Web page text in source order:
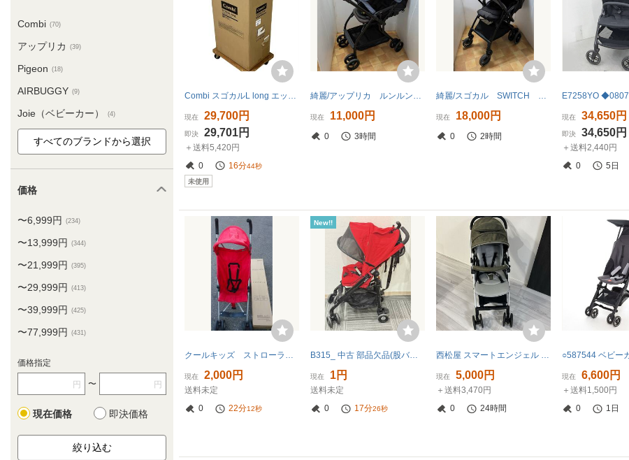
Combi (70)
アップリカ (39)
Pigeon (18)
AIRBUGGY (9)
Joie（ベビーカー） (4)
価格
〜6,999円 (234)
〜13,999円 (344)
〜21,999円 (395)
〜29,999円 (413)
〜39,999円 (425)
〜77,999円 (431)
価格指定
円 〜 円
現在価格 即決価格
Combi スゴカルL long エッグショック SL グレー 19895 ベビーカー 子ども用品 未使用 S11516405
現在 29,700円
即決 29,701円
＋送料5,420円
0
16分42秒
未使用
綺麗/アップリカ ルンルン コンパクト/１～３６カ月/２０２２年購入/トイザらス
現在 11,000円
0 3時間
綺麗/スゴカル SWITCH Plus EG ロッタ AN/１～３６カ月/２０２３年購入
現在 18,000円
0 2時間
現在 34,650円
即決 34,650円
＋送料2,440円
0
5日
クールキッズ ストローラーマジック 超コンパクト設計 1ヶ月～36ヶ月 レインカバー付き
現在 2,000円
送料未定
0
22分10秒
New!!
B315_ 中古 部品欠品(股バックル) Aprica STICK plus アップリカ スティックプラス レッド 92621 2013年モデル ベビー 四輪 軽量
現在 1円
送料未定
0
17分24秒
西松屋 スマートエンジェル ベビーカー カーキ デ・ヨーネ レジェ e バギー 自宅クリーニング済み 動作確認済み
現在 5,000円
＋送料3,470円
0
24時間
現在 6,600円
＋送料1,500円
0
1日